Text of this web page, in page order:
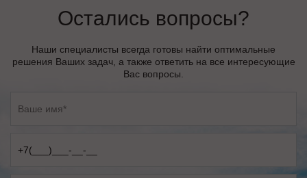
Остались вопросы?
Наши специалисты всегда готовы найти оптимальные
решения Ваших задач, а также ответить на все интересующие
Вас вопросы.